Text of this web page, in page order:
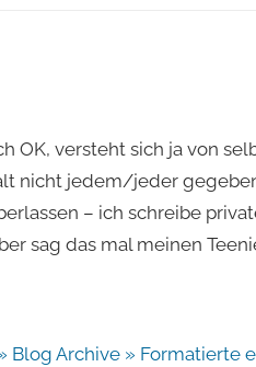
OK, versteht sich ja von
nicht jedem/jeder
– ich schreibe
sag das mal meinen
Blog Archive » Formatierte